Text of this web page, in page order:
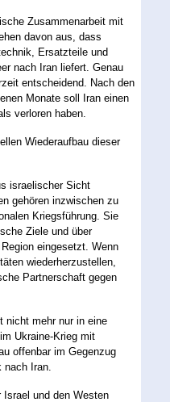
Zusammenarbeit mit
davon aus, dass
Ersatzteile und
nach Iran liefert. Genau
entscheidend. Nach den
Monate soll Iran einen
verloren haben.
Wiederaufbau dieser
israelischer Sicht
gehören inzwischen zu
Kriegsführung. Sie
Ziele und über
eingesetzt. Wenn
wiederherzustellen,
Partnerschaft gegen
nicht mehr nur in eine
Ukraine-Krieg mit
offenbar im Gegenzug
Iran.
und den Westen